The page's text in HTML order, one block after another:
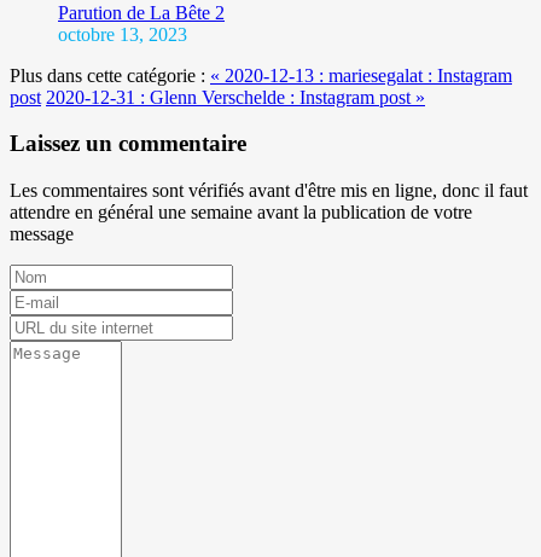
Parution de La Bête 2
octobre 13, 2023
Plus dans cette catégorie : « 2020-12-13 : mariesegalat : Instagram
post 2020-12-31 : Glenn Verschelde : Instagram post »
Laissez un commentaire
Les commentaires sont vérifiés avant d'être mis en ligne, donc il faut
attendre en général une semaine avant la publication de votre
message